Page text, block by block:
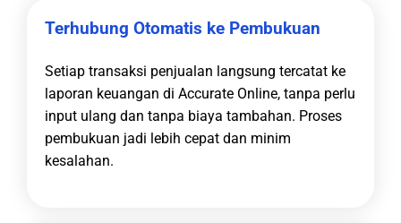
Terhubung Otomatis ke Pembukuan
Setiap transaksi penjualan langsung tercatat ke
laporan keuangan di Accurate Online, tanpa perlu
input ulang dan tanpa biaya tambahan. Proses
pembukuan jadi lebih cepat dan minim
kesalahan.